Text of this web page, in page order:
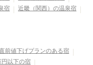
宿
近畿（関西）の温泉宿
前値下げプランのある宿
以下の宿